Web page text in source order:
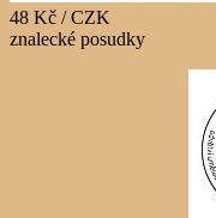
48 Kč / CZK
znalecké posudky